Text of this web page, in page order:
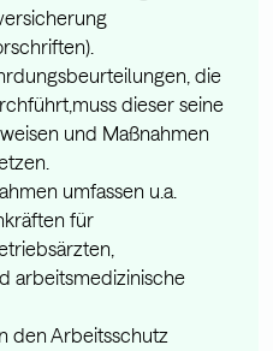
die
dieser seine
und Maßnahmen
umfassen u.a.
für
arbeitsmedizinische
den Arbeitsschutz